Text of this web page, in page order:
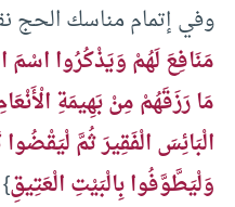
وفي إتمام مناسك الحج
مَنَافِعَ لَهُمْ وَيَذْكُرُوا اسْمَ
مَا رَزَقَهُمْ مِنْ بَهِيمَةِ
الْبَائِسَ الْفَقِيرَ ثُمَّ
وَلْيَطَّوَّفُوا بِالْبَيْتِ الْعَتِيقِ}